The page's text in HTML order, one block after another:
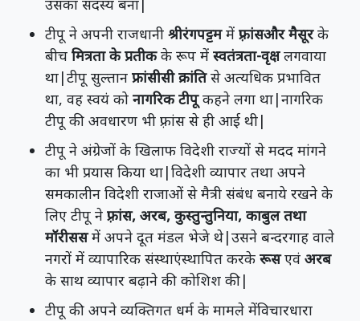
उसका सदस्य बना|
टीपू ने अपनी राजधानी श्रीरंगपट्टममें फ़्रांसऔर मैसूरके
बीच मित्रता के प्रतीकके रूप में स्वतंत्रता-वृक्षलगवाया
था|टीपू सुल्तान फ्रांसीसी क्रांतिसे अत्यधिक प्रभावित
था, वह स्वयं को नागरिक टीपूकहने लगा था|नागरिक
टीपू की अवधारण भी फ़्रांस से ही आई थी|
टीपू ने अंग्रेजों के खिलाफ विदेशी राज्यों से मदद मांगने
का भी प्रयास किया था|विदेशी व्यापार तथा अपने
समकालीन विदेशी राजाओं से मैत्री संबंध बनाये रखने के
लिए टीपू ने फ़्रांस, अरब, कुस्तुन्तुनिया, काबुल तथा
मॉरीससमें अपने दूत मंडल भेजे थे|उसने बन्दरगाह वाले
नगरों में व्यापारिक संस्थाएंस्थापित करके रूसएवं अरब
के साथ व्यापार बढ़ाने की कोशिश की|
टीपू की अपने व्यक्तिगत धर्म के मामले मेंविचारधारा